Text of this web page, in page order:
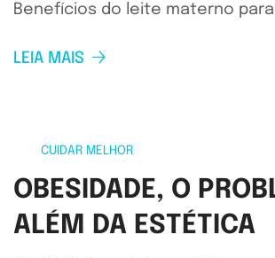
Benefícios do leite materno para
LEIA MAIS
CUIDAR MELHOR
OBESIDADE, O
ALÉM DA ESTÉTICA